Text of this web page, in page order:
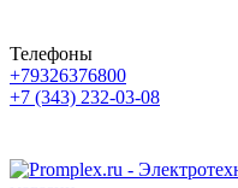
Телефоны
+79326376800
+7 (343) 232-03-08